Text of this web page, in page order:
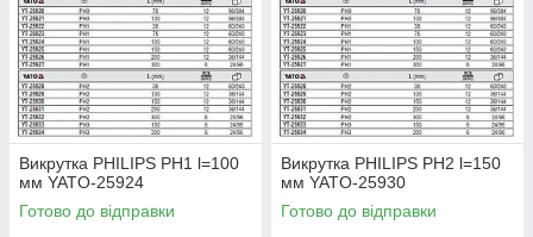
Викрутка PHILIPS PH1 l=100
мм YATO-25924
Готово до відправки
Викрутка PHILIPS PH2 l=150
мм YATO-25930
Готово до відправки